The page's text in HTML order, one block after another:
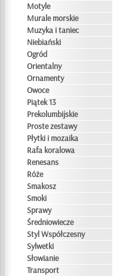
Motyle
Murale morskie
Muzyka i taniec
Niebiański
Ogród
Orientalny
Ornamenty
Owoce
Piątek 13
Prekolumbijskie
Proste zestawy
Płytki i mozaika
Rafa koralowa
Renesans
Róże
Smakosz
Smoki
Sprawy
Średniowiecze
Styl Współczesny
Sylwetki
Słowianie
Transport